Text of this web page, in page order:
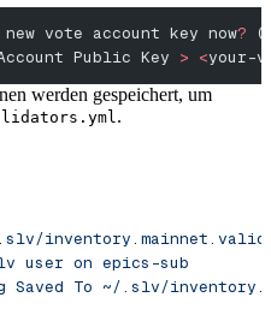
vote account key now? (
Public Key > <your-
werden gespeichert, um
.
user on epics-sub
Saved To ~/.slv/